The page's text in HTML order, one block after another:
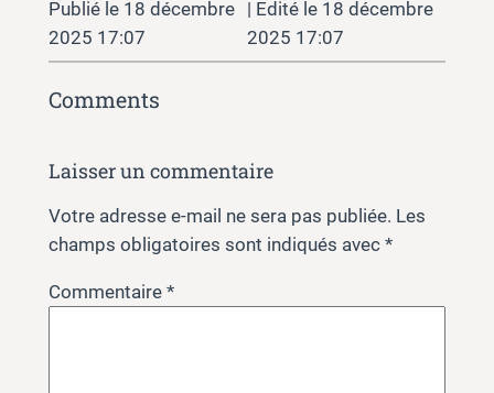
18 décembre
2025 17:07
18 décembre
2025 17:07
Comments
Laisser un commentaire
Votre adresse e-mail ne sera pas publiée. Les
champs obligatoires sont indiqués avec *
Commentaire *